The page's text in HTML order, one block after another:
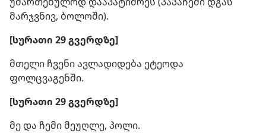
მარჯვნივ, ბოლოში).
[სურათი 29 გვერდზე]
მთელი ჩვენი ავლადიდება ეტეოდა
ფოლცვაგენში.
[სურათი 29 გვერდზე]
მე და ჩემი მეუღლე, პოლი.